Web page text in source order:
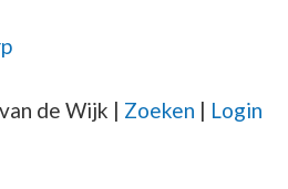
de Wijk | Zoeken | Login